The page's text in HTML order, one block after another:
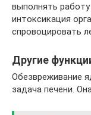
выполнять
интоксикация
спровоцировать
Другие
Обезвреживание
задача печени.